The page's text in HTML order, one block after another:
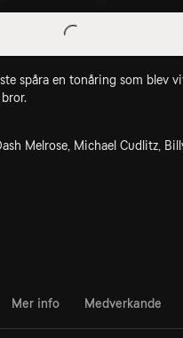
spåra en tonåring som blev
Melrose, Michael Cudlitz,
Mer info Medverkande